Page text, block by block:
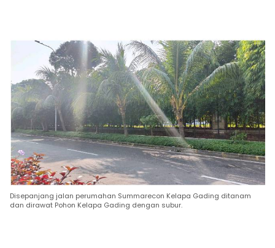
Disepanjang jalan perumahan Summarecon Kelapa Gading ditanam
dan dirawat Pohon Kelapa Gading dengan subur.